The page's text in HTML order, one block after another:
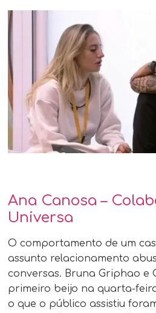
Ana Canosa –
Universa
O comportamento de um
assunto relacionamento
conversas. Bruna Griphao e
primeiro beijo na quarta-feira
o que o público assistiu